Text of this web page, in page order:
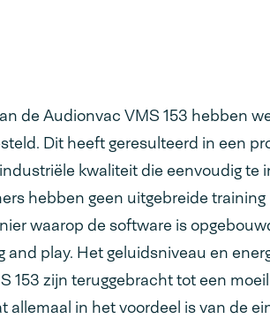
de Audionvac VMS 153 hebben
Dit heeft geresulteerd in een
kwaliteit die eenvoudig te
hebben geen uitgebreide
waarop de software is
and play. Het geluidsniveau en
153 zijn teruggebracht tot een
allemaal in het voordeel is van de